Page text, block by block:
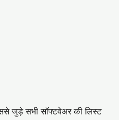
जुड़े सभी सॉफ्टवेअर की लिस्ट